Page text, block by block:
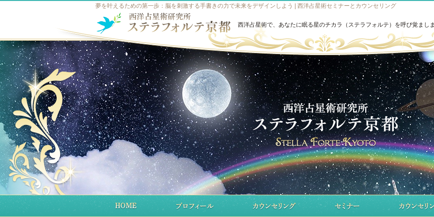
夢を叶えるための第一歩：脳を刺激する手書きの力で未来をデザインしよう | 西洋占星術セミナーとカウンセリング
西洋占星術で、あなたに眠る星のチカラ（ステラフォルテ）を呼び覚まし